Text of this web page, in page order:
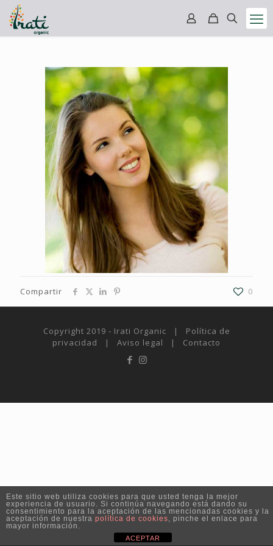
Compartir 0
Copyright 2019 - Irati Organic | Política de
privacidad
| Aviso legal | Contacto
Este sitio web utiliza cookies para que usted tenga la mejor
experiencia de usuario. Si continúa navegando está dando su
consentimiento para la aceptación de las mencionadas cookies y la
aceptación de nuestra política de cookies, pinche el enlace para
mayor información.
ACEPTAR